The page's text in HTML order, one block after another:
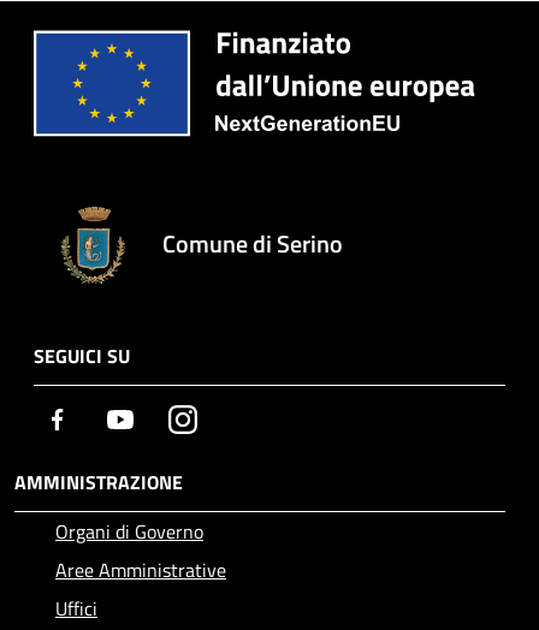
Comune di Serino
SEGUICI SU
Facebook YoutubeInstagram
AMMINISTRAZIONE
Organi di Governo
Aree Amministrative
Uffici